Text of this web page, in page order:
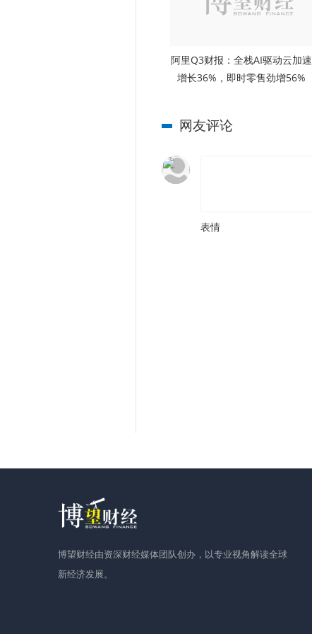
阿里Q3财报：全栈AI驱动云加速
增长36%，即时零售劲增56%
网友评论
表情
博望财经由资深财经媒体团队创办，以专业视角解读全球
新经济发展。